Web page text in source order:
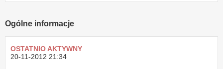
Ogólne informacje
OSTATNIO AKTYWNY
20-11-2012 21:34